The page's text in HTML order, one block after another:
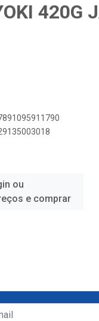
420G
ou
e comprar